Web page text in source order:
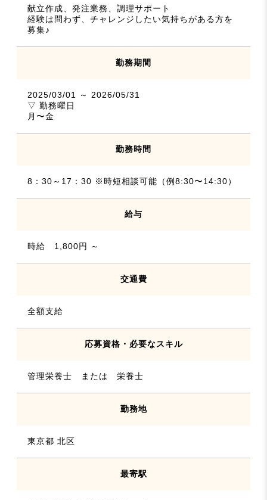
献立作成、発注業務、調理サポート
経験は問わず、チャレンジしたい気持ちがある方を
募集♪
勤務期間
2025/03/01 ～ 2026/05/31
▽ 勤務曜日
月〜金
勤務時間
8：30～17：30 ※時短相談可能（例8:30〜14:30）
給与
時給 1,800円 ～
交通費
全額支給
応募資格・必要なスキル
管理栄養士 または 栄養士
勤務地
東京都 北区
最寄駅